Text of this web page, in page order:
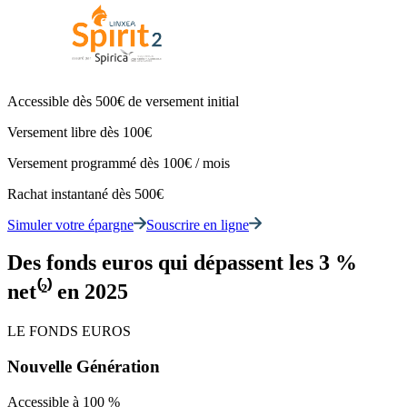
Accessible dès 500€ de versement initial
Versement libre dès 100€
Versement programmé dès 100€ / mois
Rachat instantané dès 500€
Simuler votre épargne
Souscrire en ligne
Des fonds euros qui dépassent les 3 %
net⁽²⁾ en 2025
LE FONDS EUROS
Nouvelle Génération
Accessible à 100 %